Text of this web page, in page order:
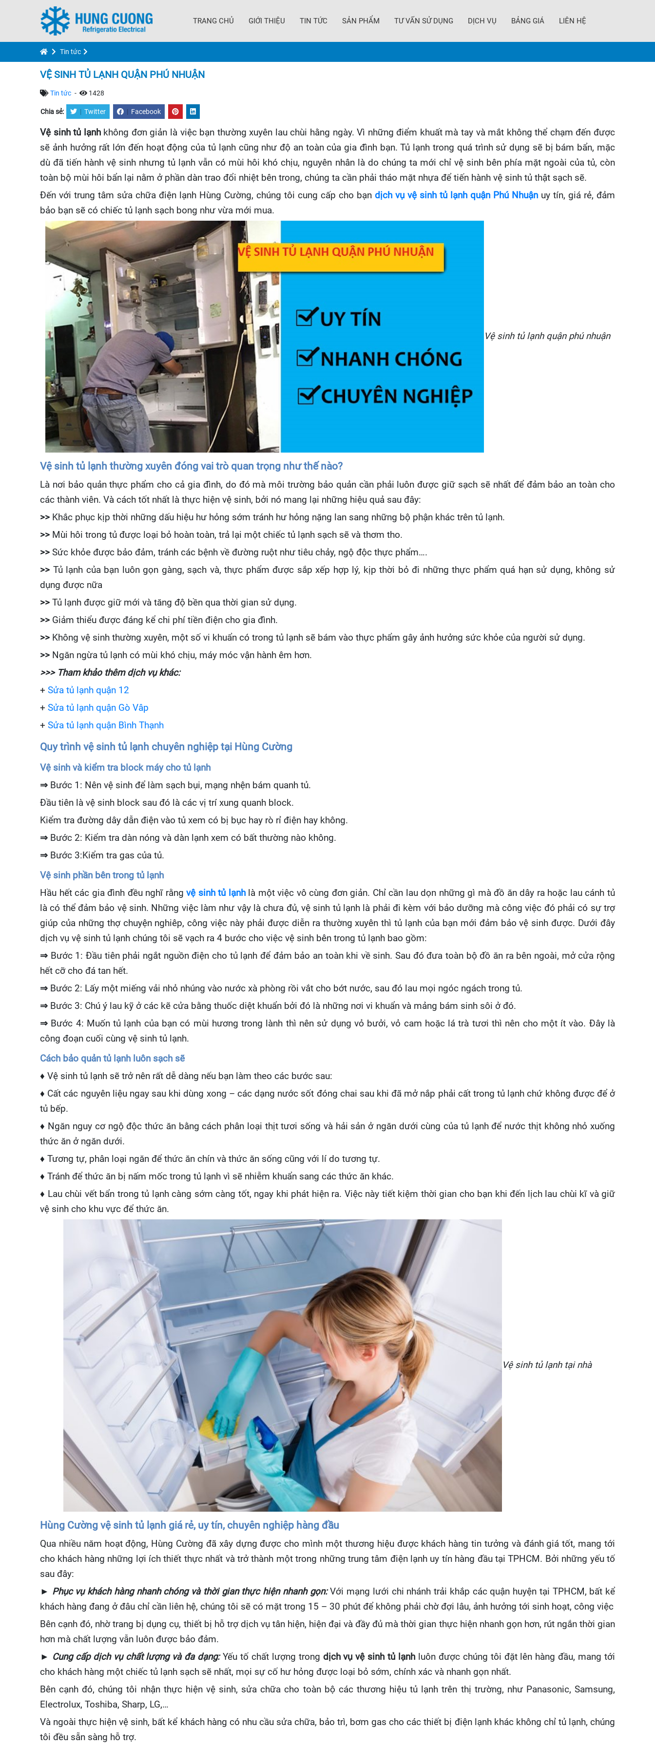
TRANG CHỦ GIỚI THIỆU TIN TỨC SẢN PHẨM TƯ VẤN SỬ DỤNG DỊCH VỤ BẢNG GIÁ LIÊN HỆ
Tin tức
VỆ SINH TỦ LẠNH QUẬN PHÚ NHUẬN
Tin tức - 1428
Chia sẻ: | Twitter | Facebook
Vệ sinh tủ lạnhkhông đơn giản là việc bạn thường xuyên lau chùi hằng ngày. Vì những điểm khuất mà tay và mắt không thể chạm đến được
sẽ ảnh hưởng rất lớn đến hoạt động của tủ lạnh cũng như độ an toàn của gia đình bạn. Tủ lạnh trong quá trình sử dụng sẽ bị bám bẩn, mặc
dù đã tiến hành vệ sinh nhưng tủ lạnh vẫn có mùi hôi khó chịu, nguyên nhân là do chúng ta mới chỉ vệ sinh bên phía mặt ngoài của tủ, còn
toàn bộ mùi hôi bẩn lại nằm ở phần dàn trao đổi nhiệt bên trong, chúng ta cần phải tháo mặt nhựa để tiến hành vệ sinh tủ thật sạch sẽ.
Đến với trung tâm sửa chữa điện lạnh Hùng Cường, chúng tôi cung cấp cho bạn dịch vụ vệ sinh tủ lạnh quận Phú Nhuận uy tín, giá rẻ, đảm
bảo bạn sẽ có chiếc tủ lạnh sạch bong như vừa mới mua.
Vệ sinh tủ lạnh quận phú nhuận
Vệ sinh tủ lạnh thường xuyên đóng vai trò quan trọng như thế nào?
Là nơi bảo quản thực phẩm cho cả gia đình, do đó mà môi trường bảo quản cần phải luôn được giữ sạch sẽ nhất để đảm bảo an toàn cho
các thành viên. Và cách tốt nhất là thực hiện vệ sinh, bởi nó mang lại những hiệu quả sau đây:
>> Khắc phục kịp thời những dấu hiệu hư hỏng sớm tránh hư hỏng nặng lan sang những bộ phận khác trên tủ lạnh.
>> Mùi hôi trong tủ được loại bỏ hoàn toàn, trả lại một chiếc tủ lạnh sạch sẽ và thơm tho.
>> Sức khỏe được bảo đảm, tránh các bệnh về đường ruột như tiêu chảy, ngộ độc thực phẩm….
>> Tủ lạnh của bạn luôn gọn gàng, sạch và, thực phẩm được sắp xếp hợp lý, kịp thời bỏ đi những thực phẩm quá hạn sử dụng, không sử
dụng được nữa
>> Tủ lạnh được giữ mới và tăng độ bền qua thời gian sử dụng.
>> Giảm thiểu được đáng kể chi phí tiền điện cho gia đình.
>> Không vệ sinh thường xuyên, một số vi khuẩn có trong tủ lạnh sẽ bám vào thực phẩm gây ảnh hưởng sức khỏe của người sử dụng.
>> Ngăn ngừa tủ lạnh có mùi khó chịu, máy móc vận hành êm hơn.
>>> Tham khảo thêm dịch vụ khác:
+ Sửa tủ lạnh quận 12
+ Sửa tủ lạnh quận Gò Vâp
+ Sửa tủ lạnh quận Bình Thạnh
Quy trình vệ sinh tủ lạnh chuyên nghiệp tại Hùng Cường
Vệ sinh và kiểm tra block máy cho tủ lạnh
⇒ Bước 1: Nên vệ sinh để làm sạch bụi, mạng nhện bám quanh tủ.
Đầu tiên là vệ sinh block sau đó là các vị trí xung quanh block.
Kiểm tra đường dây dẫn điện vào tủ xem có bị bục hay rò rỉ điện hay không.
⇒ Bước 2: Kiểm tra dàn nóng và dàn lạnh xem có bất thường nào không.
⇒ Bước 3:Kiểm tra gas của tủ.
Vệ sinh phần bên trong tủ lạnh
Hầu hết các gia đình đều nghĩ rằngvệ sinh tủ lạnhlà một việc vô cùng đơn giản. Chỉ cần lau dọn những gì mà đồ ăn dây ra hoặc lau cánh tủ
là có thể đảm bảo vệ sinh. Những việc làm như vậy là chưa đủ, vệ sinh tủ lạnh là phải đi kèm với bảo dưỡng mà công việc đó phải có sự trợ
giúp của những thợ chuyện nghiêp, công việc này phải được diễn ra thường xuyên thì tủ lạnh của bạn mới đảm bảo vệ sinh được. Dưới đây
dịch vụ vệ sinh tủ lạnh chúng tôi sẽ vạch ra 4 bước cho việc vệ sinh bên trong tủ lạnh bao gồm:
⇒ Bước 1: Đầu tiên phải ngắt nguồn điện cho tủ lạnh để đảm bảo an toàn khi về sinh. Sau đó đưa toàn bộ đồ ăn ra bên ngoài, mở cửa rộng
hết cỡ cho đá tan hết.
⇒ Bước 2: Lấy một miếng vải nhỏ nhúng vào nước xà phòng rồi vắt cho bớt nước, sau đó lau mọi ngóc ngách trong tủ.
⇒ Bước 3: Chú ý lau kỹ ở các kẽ cửa bằng thuốc diệt khuẩn bởi đó là những nơi vi khuẩn và mảng bám sinh sôi ở đó.
⇒ Bước 4: Muốn tủ lạnh của bạn có mùi hương trong lành thì nên sử dụng vỏ bưởi, vỏ cam hoặc lá trà tươi thì nên cho một ít vào. Đây là
công đoạn cuối cùng vệ sinh tủ lạnh.
Cách bảo quản tủ lạnh luôn sạch sẽ
♦ Vệ sinh tủ lạnh sẽ trở nên rất dễ dàng nếu bạn làm theo các bước sau:
♦ Cất các nguyên liệu ngay sau khi dùng xong – các dạng nước sốt đóng chai sau khi đã mở nắp phải cất trong tủ lạnh chứ không được để ở
tủ bếp.
♦ Ngăn nguy cơ ngộ độc thức ăn bằng cách phân loại thịt tươi sống và hải sản ở ngăn dưới cùng của tủ lạnh để nước thịt không nhỏ xuống
thức ăn ở ngăn dưới.
♦ Tương tự, phân loại ngăn để thức ăn chín và thức ăn sống cũng với lí do tương tự.
♦ Tránh để thức ăn bị nấm mốc trong tủ lạnh vì sẽ nhiễm khuẩn sang các thức ăn khác.
♦ Lau chùi vết bẩn trong tủ lạnh càng sớm càng tốt, ngay khi phát hiện ra. Việc này tiết kiệm thời gian cho bạn khi đến lịch lau chùi kĩ và giữ
vệ sinh cho khu vực để thức ăn.
Vệ sinh tủ lạnh tại nhà
Hùng Cường vệ sinh tủ lạnh giá rẻ, uy tín, chuyên nghiệp hàng đầu
Qua nhiều năm hoạt động, Hùng Cường đã xây dựng được cho mình một thương hiệu được khách hàng tin tưởng và đánh giá tốt, mang tới
cho khách hàng những lợi ích thiết thực nhất và trở thành một trong những trung tâm điện lạnh uy tín hàng đầu tại TPHCM. Bởi những yếu tố
sau đây:
► Phục vụ khách hàng nhanh chóng và thời gian thực hiện nhanh gọn:Với mạng lưới chi nhánh trải khắp các quận huyện tại TPHCM, bất kể
khách hàng đang ở đâu chỉ cần liên hệ, chúng tôi sẽ có mặt trong 15 – 30 phút để không phải chờ đợi lâu, ảnh hưởng tới sinh hoạt, công việc
Bên cạnh đó, nhờ trang bị dụng cụ, thiết bị hỗ trợ dịch vụ tân hiện, hiện đại và đầy đủ mà thời gian thực hiện nhanh gọn hơn, rút ngắn thời gian
hơn mà chất lượng vẫn luôn được bảo đảm.
► Cung cấp dịch vụ chất lượng và đa dạng:Yếu tố chất lượng trong dịch vụ vệ sinh tủ lạnh luôn được chúng tôi đặt lên hàng đầu, mang tới
cho khách hàng một chiếc tủ lạnh sạch sẽ nhất, mọi sự cố hư hỏng được loại bỏ sớm, chính xác và nhanh gọn nhất.
Bên cạnh đó, chúng tôi nhận thực hiện vệ sinh, sửa chữa cho toàn bộ các thương hiệu tủ lạnh trên thị trường, như Panasonic, Samsung,
Electrolux, Toshiba, Sharp, LG,…
Và ngoài thực hiện vệ sinh, bất kể khách hàng có nhu cầu sửa chữa, bảo trì, bơm gas cho các thiết bị điện lạnh khác không chỉ tủ lạnh, chúng
tôi đều sẵn sàng hỗ trợ.